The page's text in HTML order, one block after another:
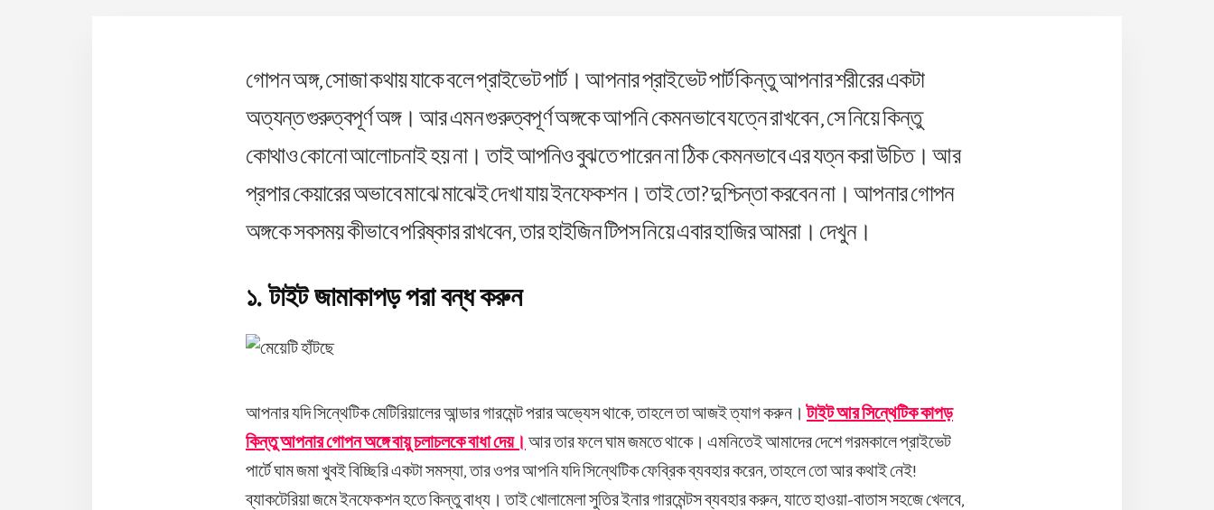
গোপন অঙ্গ, সোজা কথায় যাকে বলে প্রাইভেট পার্ট। আপনার প্রাইভেট পার্ট কিন্তু আপনার শরীরের একটা
অত্যন্ত গুরুত্বপূর্ণ অঙ্গ। আর এমন গুরুত্বপূর্ণ অঙ্গকে আপনি কেমনভাবে যত্নে রাখবেন, সে নিয়ে কিন্তু
কোথাও কোনো আলোচনাই হয় না। তাই আপনিও বুঝতে পারেন না ঠিক কেমনভাবে এর যত্ন করা উচিত। আর
প্রপার কেয়ারের অভাবে মাঝে মাঝেই দেখা যায় ইনফেকশন। তাই তো? দুশ্চিন্তা করবেন না। আপনার গোপন
অঙ্গকে সবসময় কীভাবে পরিষ্কার রাখবেন, তার হাইজিন টিপস নিয়ে এবার হাজির আমরা। দেখুন।
১. টাইট জামাকাপড় পরা বন্ধ করুন
আপনার যদি সিন্থেটিক মেটিরিয়ালের আন্ডার গারমেন্ট পরার অভ্যেস থাকে, তাহলে তা আজই ত্যাগ করুন।টাইট আর সিন্থেটিক কাপড়
কিন্তু আপনার গোপন অঙ্গে বায়ু চলাচলকে বাধা দেয়। আর তার ফলে ঘাম জমতে থাকে। এমনিতেই আমাদের দেশে গরমকালে প্রাইভেট
পার্টে ঘাম জমা খুবই বিচ্ছিরি একটা সমস্যা, তার ওপর আপনি যদি সিন্থেটিক ফেব্রিক ব্যবহার করেন, তাহলে তো আর কথাই নেই!
ব্যাকটেরিয়া জমে ইনফেকশন হতে কিন্তু বাধ্য। তাই খোলামেলা সুতির ইনার গারমেন্টস ব্যবহার করুন, যাতে হাওয়া-বাতাস সহজে খেলবে,